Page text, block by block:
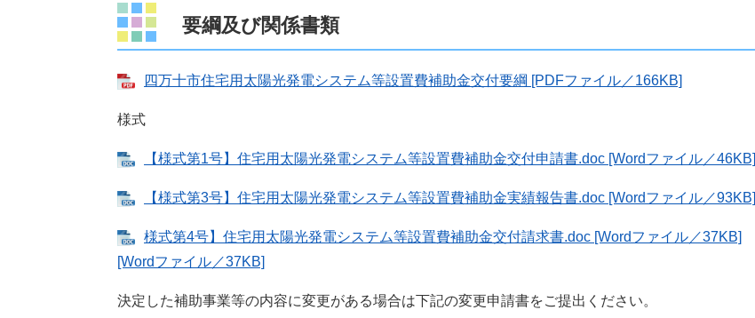
要綱及び関係書類
四万十市住宅用太陽光発電システム等設置費補助金交付要綱 [PDFファイル／166KB]
様式
【様式第1号】住宅用太陽光発電システム等設置費補助金交付申請書.doc [Wordファイル／46KB]
【様式第3号】住宅用太陽光発電システム等設置費補助金実績報告書.doc [Wordファイル／93KB]
様式第4号】住宅用太陽光発電システム等設置費補助金交付請求書.doc [Wordファイル／37KB]
[Wordファイル／37KB]
決定した補助事業等の内容に変更がある場合は下記の変更申請書をご提出ください。